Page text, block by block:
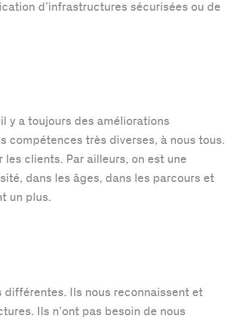
d’infrastructures sécurisées ou de
y a toujours des améliorations
compétences très diverses, à nous tous.
clients. Par ailleurs, on est une
dans les âges, dans les parcours et
un plus.
différentes. Ils nous reconnaissent et
Ils n’ont pas besoin de nous